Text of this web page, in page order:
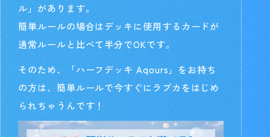
ル」があります。
簡単ルールの場合はデッキに使用するカードが
通常ルールと比べて半分でOKです。
そのため、「ハーフデッキ Aqours」をお持ち
の方は、簡単ルールで今すぐにラブカをはじめ
られちゃうんです！